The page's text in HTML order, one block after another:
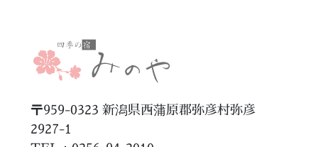
〒959-0323 新潟県西蒲原郡弥彦村弥彦
2927-1